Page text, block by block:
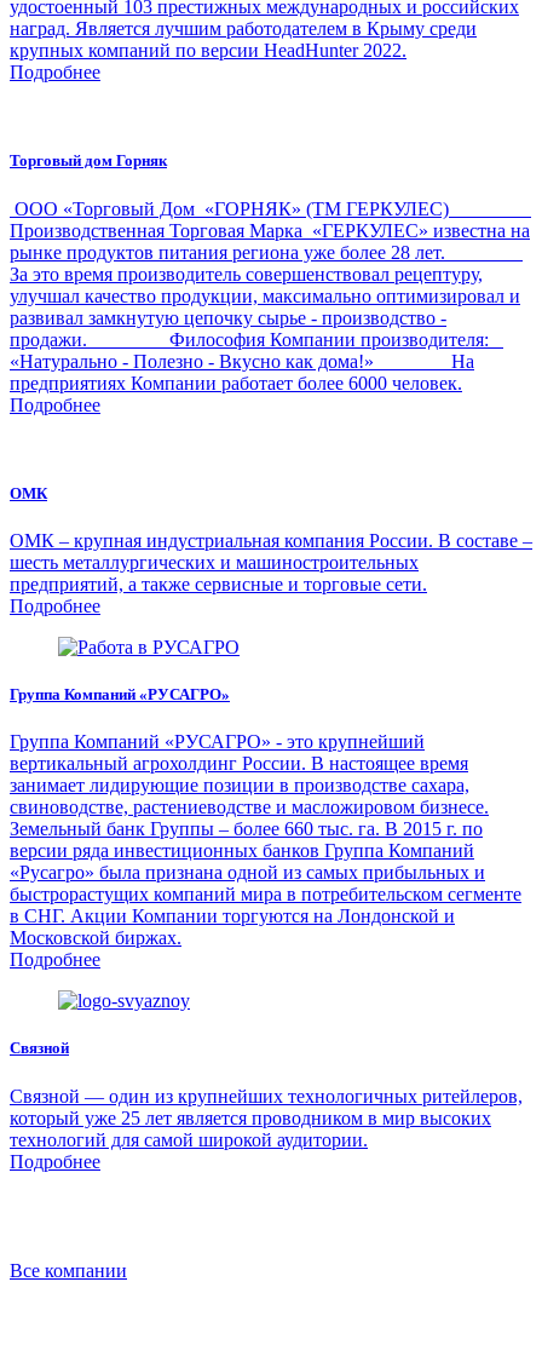
удостоенный 103 престижных международных и российских
наград. Является лучшим работодателем в Крыму среди
крупных компаний по версии HeadHunter 2022.
Подробнее
Торговый дом Горняк
ООО «Торговый Дом «ГОРНЯК» (ТМ ГЕРКУЛЕС)
Производственная Торговая Марка «ГЕРКУЛЕС» известна на
рынке продуктов питания региона уже более 28 лет.
За это время производитель совершенствовал рецептуру,
улучшал качество продукции, максимально оптимизировал и
развивал замкнутую цепочку сырье - производство -
продажи. Философия Компании производителя:
«Натурально - Полезно - Вкусно как дома!» На
предприятиях Компании работает более 6000 человек.
Подробнее
ОМК
ОМК – крупная индустриальная компания России. В составе –
шесть металлургических и машиностроительных
предприятий, а также сервисные и торговые сети.
Подробнее
Группа Компаний «РУСАГРО»
Группа Компаний «РУСАГРО» - это крупнейший
вертикальный агрохолдинг России. В настоящее время
занимает лидирующие позиции в производстве сахара,
свиноводстве, растениеводстве и масложировом бизнесе.
Земельный банк Группы – более 660 тыс. га. В 2015 г. по
версии ряда инвестиционных банков Группа Компаний
«Русагро» была признана одной из самых прибыльных и
быстрорастущих компаний мира в потребительском сегменте
в СНГ. Акции Компании торгуются на Лондонской и
Московской биржах.
Подробнее
Связной
Связной — один из крупнейших технологичных ритейлеров,
который уже 25 лет является проводником в мир высоких
технологий для самой широкой аудитории.
Подробнее
Все компании